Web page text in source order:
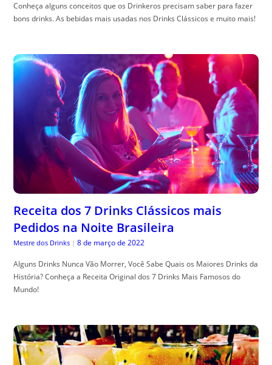
Conheça alguns conceitos que os Drinkeros precisam saber para fazer
bons drinks. As bebidas mais usadas nos Drinks Clássicos e muito mais!
Receita dos 7 Drinks Clássicos mais
Pedidos na Noite Brasileira
Mestre dos Drinks | 8 de março de 2022
Alguns Drinks Nunca Vão Morrer, Você Sabe Quais os Maiores Drinks da
História? Conheça a Receita Original dos 7 Drinks Mais Famosos do
Mundo!